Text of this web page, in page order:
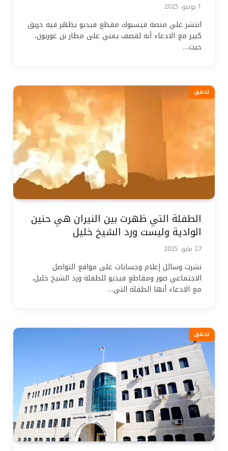
1 يونيو، 2025
انتشر على منصة فيسبوك مقطع فيديو يظهر فيه حريق
كبير مع الادعاء أنه لقصف يمني على مطار بن غوريون،
حيث…
تحقق
الطفلة التي ظهرت بين النيران هي حنين
الوادية وليست ورد الشيخ خليل
27 مايو، 2025
نشرت وسائل إعلام وحسابات على مواقع التواصل
الاجتماعي صور ومقاطع فيديو للطفلة ورد الشيخ خليل،
مع الادعاء أنها الطفلة التي…
تحقق